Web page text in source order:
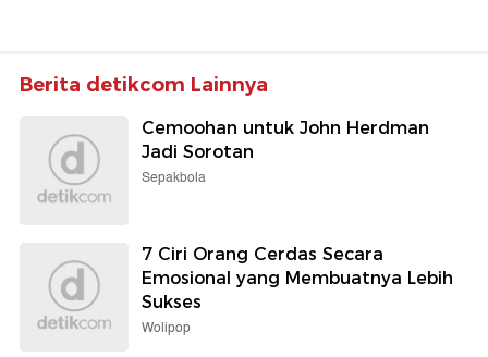
Berita detikcom Lainnya
Cemoohan untuk John Herdman
Jadi Sorotan
Sepakbola
7 Ciri Orang Cerdas Secara
Emosional yang Membuatnya Lebih
Sukses
Wolipop